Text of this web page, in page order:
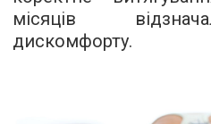
місяців
дискомфорту.